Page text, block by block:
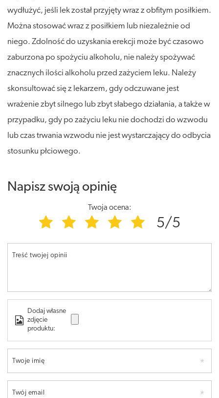
wydłużyć, jeśli lek został przyjęty wraz z obfitym posiłkiem.
Można stosować wraz z posiłkiem lub niezależnie od
niego. Zdolność do uzyskania erekcji może być czasowo
zaburzona po spożyciu alkoholu, nie należy spożywać
znacznych ilości alkoholu przed zażyciem leku. Należy
skonsultować się z lekarzem, gdy odczuwane jest
wrażenie zbyt silnego lub zbyt słabego działania, a także w
przypadku, gdy po zażyciu leku nie dochodzi do wzwodu
lub czas trwania wzwodu nie jest wystarczający do odbycia
stosunku płciowego.
Napisz swoją opinię
Twoja ocena:
5/5
Treść twojej opinii
Dodaj własne
zdjęcie
produktu:
Twoje imię
Twój email